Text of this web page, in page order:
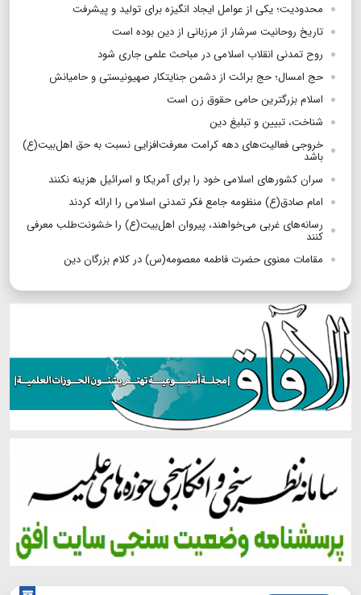
محدودیت؛ یکی از عوامل ایجاد انگیزه برای تولید و پیشرفت
تاریخ روحانیت سرشار از مرزبانی از دین بوده است
روح تمدنی انقلاب اسلامی در مباحث علمی جاری شود
حج امسال؛ حج برائت از دشمن جنایتکار صهیونیستی و حامیانش
اسلام بزرگترین حامی حقوق زن است
شناخت، تبیین و تبلیغ دین
خروجی فعالیت‌های دهه کرامت معرفت‌افزایی نسبت به حق اهل‌بیت(ع)
باشد
سران کشورهای اسلامی خود را برای آمریکا و اسرائیل هزینه نکنند
امام صادق(ع) منظومه جامع فکر تمدنی اسلامی ‌را ارائه کردند
رسانه‌های غربی می‌خواهند، پیروان اهل‌بیت(ع) را خشونت‌طلب معرفی
کنند
مقامات معنوی حضرت فاطمه معصومه(س) در کلام بزرگان دین